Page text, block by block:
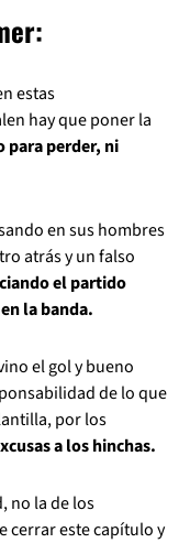
estas
hay que poner la
para perder, ni
en sus hombres
atrás y un falso
el partido
la banda.
el gol y bueno
de lo que
por los
a los hinchas.
no la de los
cerrar este capítulo y